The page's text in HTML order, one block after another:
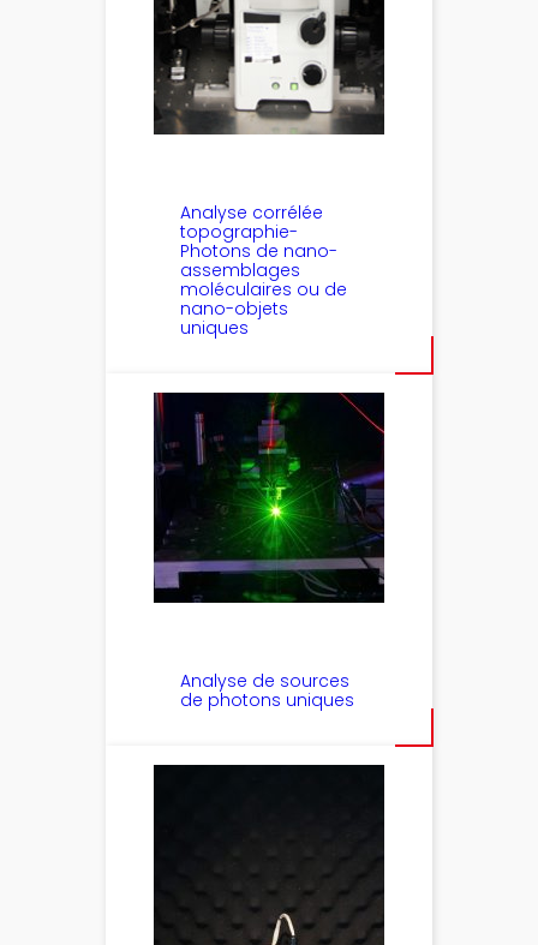
Analyse corrélée
topographie-
Photons de nano-
assemblages
moléculaires ou de
nano-objets
uniques
Analyse de sources
de photons uniques